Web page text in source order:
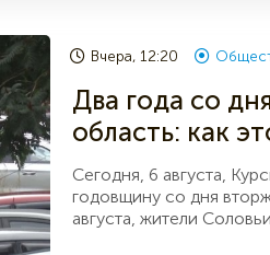
Два года со
область: как
Сегодня, 6 августа,
годовщину со дня
августа, жители
Вчера, 12:20